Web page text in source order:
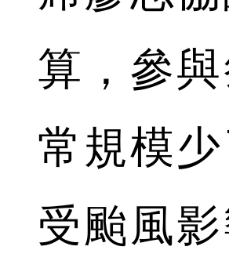
算，參
常規模
受颱風